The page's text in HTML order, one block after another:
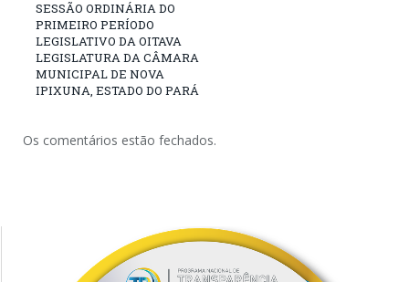
SESSÃO ORDINÁRIA DO
PRIMEIRO PERÍODO
LEGISLATIVO DA OITAVA
LEGISLATURA DA CÂMARA
MUNICIPAL DE NOVA
IPIXUNA, ESTADO DO PARÁ
Os comentários estão fechados.